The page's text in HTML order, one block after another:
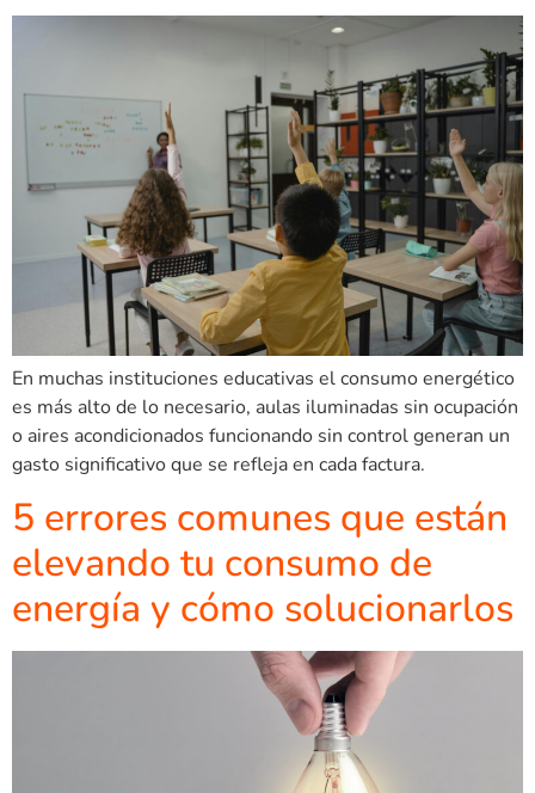
En muchas instituciones educativas el consumo energético
es más alto de lo necesario, aulas iluminadas sin ocupación
o aires acondicionados funcionando sin control generan un
gasto significativo que se refleja en cada factura.
5 errores comunes que están
elevando tu consumo de
energía y cómo solucionarlos